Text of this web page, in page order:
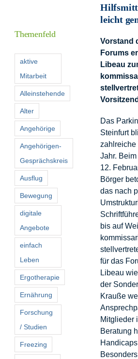
Kontakt
Suche
nach:
leicht
Vorstand
Forums
Libeau
Das
Steinfurt
zahlreiche
Jahr.
12.
Börger
das nach
bis auf
für das
Libeau
der
Krauße
Mitglieder
Beratung
Themenfeld
aktive
Mitarbeit
Alleinstehende
Alter
Angehörige
Angehörigen-
Gesprächskreis
Ausflug
Bewegung
digitale
Angebote
einfach
Leben
Ergotherapie
Ernährung
Forschung
/ Studien
Freezing